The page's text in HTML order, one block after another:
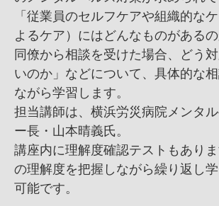
「従業員のセルフケアや組織的な
よるケア）にはどんなものがある
同僚から相談を受けた場合、どう
いのか」などについて、具体的な
ながら学習します。
担当講師は、横浜労災病院メンタ
ー長・山本晴義氏。
講座内に理解度確認テストもあり
の理解度を把握しながら繰り返し
可能です。